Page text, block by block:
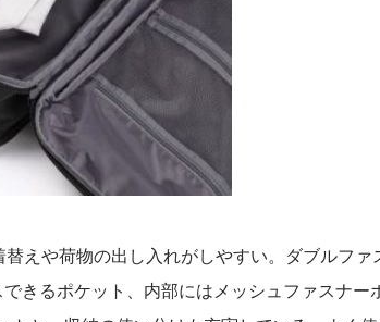
えや荷物の出し入れがしやすい。ダブルファ
きるポケット、内部にはメッシュファスナー